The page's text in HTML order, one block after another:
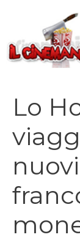
contenuto
Lo